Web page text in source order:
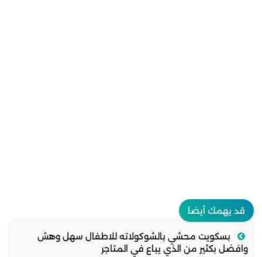
قد يهمك أيضا
بسكويت محشي بالشوكولاته للاطفال سهل وهش
وافضل بكثير من الذي يباع في المتاجر